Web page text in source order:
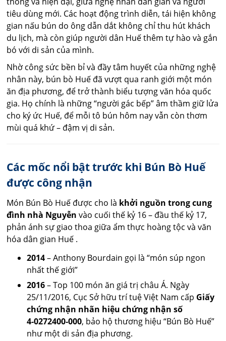
tiêu dùng mới. Các hoạt động trình diễn, tái hiện không
gian nấu bún do ông dẫn dắt không chỉ thu hút khách
du lịch, mà còn giúp người dân Huế thêm tự hào và gắn
bó với di sản của mình.
Nhờ công sức bền bỉ và đầy tâm huyết của những nghệ
nhân này, bún bò Huế đã vượt qua ranh giới một món
ăn địa phương, để trở thành biểu tượng văn hóa quốc
gia. Họ chính là những “người gác bếp” âm thầm giữ lửa
cho ký ức Huế, để mỗi tô bún hôm nay vẫn còn thơm
mùi quá khứ – đậm vị di sản.
Các mốc nổi bật trước khi Bún Bò Huế
được công nhận
Món Bún Bò Huế được cho là khởi nguồn trong cung
đình nhà Nguyễn vào cuối thế kỷ 16 – đầu thế kỷ 17,
phản ánh sự giao thoa giữa ẩm thực hoàng tộc và văn
hóa dân gian Huế .
2014– Anthony Bourdain gọi là “món súp ngon
nhất thế giới”
2016– Top 100 món ăn giá trị châu Á. Ngày
25/11/2016, Cục Sở hữu trí tuệ Việt Nam cấp Giấy
chứng nhận nhãn hiệu chứng nhận số
4‑0272400‑000, bảo hộ thương hiệu “Bún Bò Huế”
như một di sản địa phương.